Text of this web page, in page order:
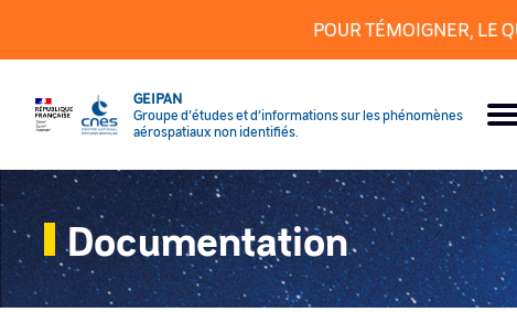
POUR TÉMOIGNER, LE
GEIPAN
Groupe d’études et d’informations sur les phénomènes
aérospatiaux non identifiés.
Documentation